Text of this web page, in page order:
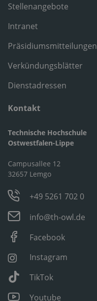
Stellenangebote
Intranet
Präsidiumsmitteilungen
Verkündungsblätter
Dienstadressen
Kontakt
Technische Hochschule
Ostwestfalen-Lippe
Campusallee 12
32657 Lemgo
+49 5261 702 0
info@th-owl.de
Facebook
Instagram
TikTok
Youtube